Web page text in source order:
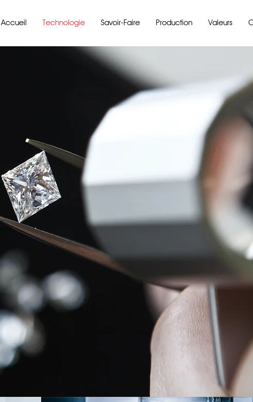
Accueil Technologie Savoir-Faire Production Valeurs